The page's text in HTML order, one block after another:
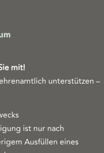
mit!
unterstützen –
ist nur nach
Ausfüllen eines